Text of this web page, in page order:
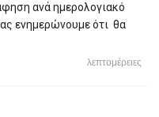
ανά ημερολογιακό
ενημερώνουμε ότι θα
λεπτομέρειες